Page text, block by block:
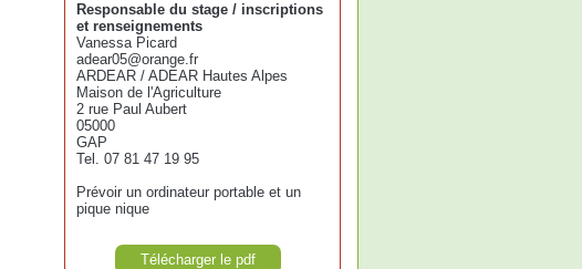
Responsable du stage / inscriptions
et renseignements
Vanessa Picard
adear05@orange.fr
ARDEAR / ADEAR Hautes Alpes
Maison de l'Agriculture
2 rue Paul Aubert
05000
GAP
Tel. 07 81 47 19 95
Prévoir un ordinateur portable et un
pique nique
Télécharger le pdf